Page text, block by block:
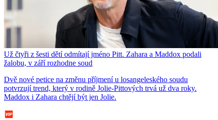
Už čtyři z šesti dětí odmítají jméno Pitt. Zahara a Maddox podali
žalobu, v září rozhodne soud
Dvě nové petice na změnu příjmení u losangeleského soudu
potvrzují trend, který v rodině Jolie-Pittových trvá už dva roky.
Maddox i Zahara chtějí být jen Jolie.